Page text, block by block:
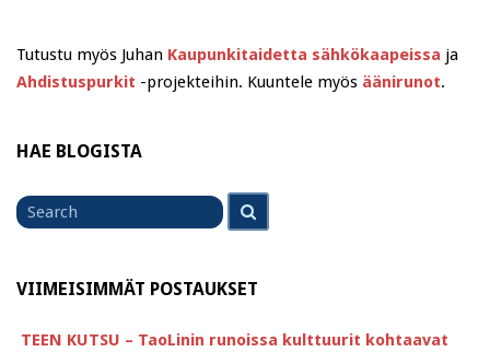
Tutustu myös Juhan Kaupunkitaidetta sähkökaapeissa ja
Ahdistuspurkit -projekteihin. Kuuntele myös äänirunot.
HAE BLOGISTA
Search
for
VIIMEISIMMÄT POSTAUKSET
TEEN KUTSU – TaoLinin runoissa kulttuurit kohtaavat